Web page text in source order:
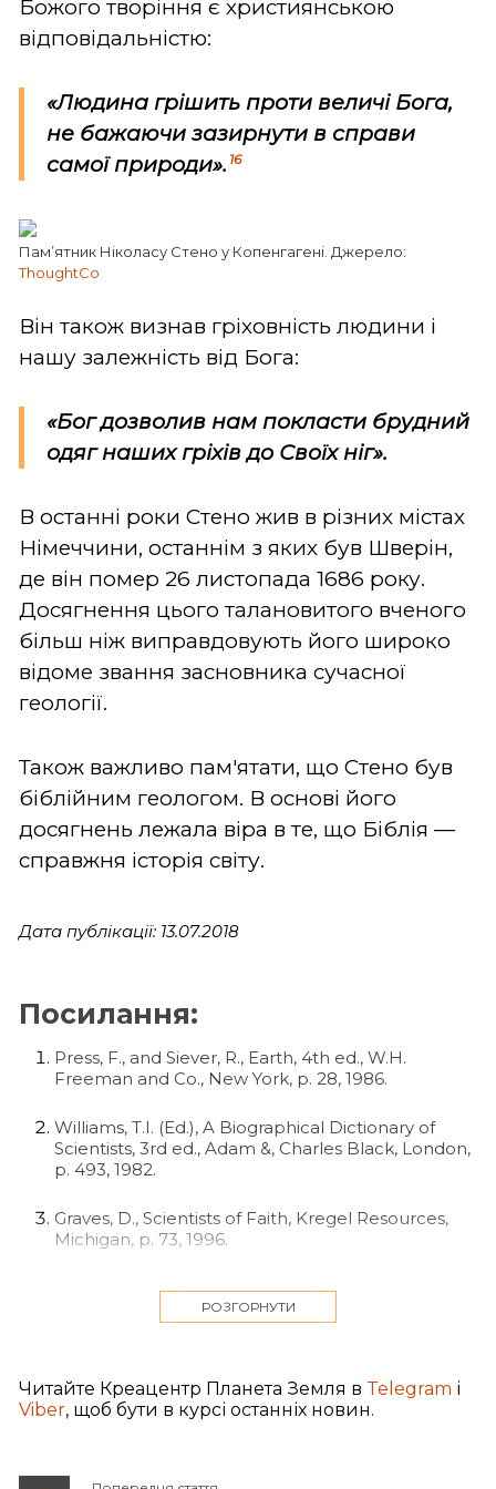
Божого творіння є християнською
відповідальністю:
«Людина грішить проти величі Бога,
не бажаючи зазирнути в справи
самої природи». 16
Пам’ятник Ніколасу Стено у Копенгагені. Джерело:
ThoughtCo
Він також визнав гріховність людини і
нашу залежність від Бога:
«Бог дозволив нам покласти брудний
одяг наших гріхів до Своїх ніг».
В останні роки Стено жив в різних містах
Німеччини, останнім з яких був Шверін,
де він помер 26 листопада 1686 року.
Досягнення цього талановитого вченого
більш ніж виправдовують його широко
відоме звання засновника сучасної
геології.
Також важливо пам'ятати, що Стено був
біблійним геологом. В основі його
досягнень лежала віра в те, що Біблія —
справжня історія світу.
Дата публікації: 13.07.2018
Посилання:
Press, F., and Siever, R., Earth, 4th ed., W.H.
Freeman and Co., New York, p. 28, 1986.
Williams, T.I. (Ed.), A Biographical Dictionary of
Scientists, 3rd ed., Adam &, Charles Black, London,
p. 493, 1982.
Graves, D., Scientists of Faith, Kregel Resources,
Michigan, p. 73, 1996.
Ronan, C.A., The Cambridge Illustrated History of
the World's Science, Cambridge University Press,
Encyclopedia of World Biography, 2nd ed., Gale,
Detroit, 14:425, 1998.
РОЗГОРНУТИ
Читайте Креацентр Планета Земля в Telegram і
Viber, щоб бути в курсі останніх новин.